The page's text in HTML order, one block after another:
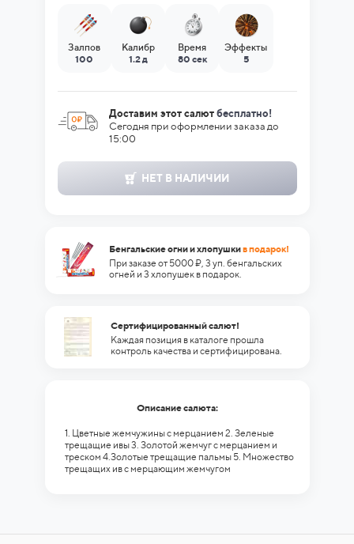
Залпов
100
Калибр
1.2 д
Время
80 сек
Эффекты
5
Доставим этот салют бесплатно!
Сегодня при оформлении заказа до
15:00
НЕТ В НАЛИЧИИ
Бенгальские огни и хлопушкив подарок!
При заказе от 5000 ₽, 3 уп. бенгальских
огней и 3 хлопушек в подарок.
Сертифицированный салют!
Каждая позиция в каталоге прошла
контроль качества и сертифицирована.
Описание салюта:
1. Цветные жемчужины с мерцанием 2. Зеленые
трещащие ивы 3. Золотой жемчуг с мерцанием и
треском 4.Золотые трещащие пальмы 5. Множество
трещащих ив с мерцающим жемчугом